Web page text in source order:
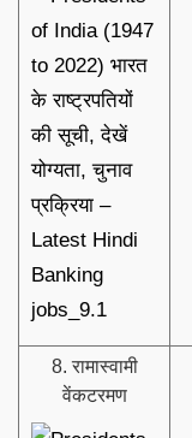
8. रामास्वामी
वेंकटरमण